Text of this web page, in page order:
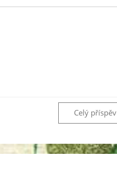
Celý